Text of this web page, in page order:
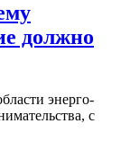
должно
энерго-
с